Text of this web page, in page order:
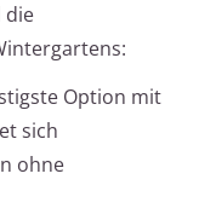
die
Option mit
sich
ohne